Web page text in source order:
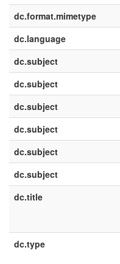
dc.format.mimetype
dc.language
dc.subject
dc.subject
dc.subject
dc.subject
dc.subject
dc.subject
dc.title
dc.type